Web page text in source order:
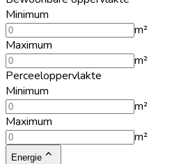
Minimum
m²
Maximum
m²
Perceeloppervlakte
Minimum
m²
Maximum
m²
Energie